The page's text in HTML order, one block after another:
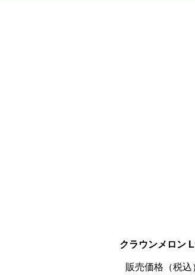
クラウンメロン
販売価格（税込